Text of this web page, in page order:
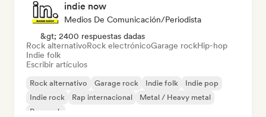
indie now
Medios De Comunicación/Periodista
&gt; 2400 respuestas dadas
Rock alternativoRock electrónicoGarage rockHip-hop
Indie folk
Escribir artículos
Rock alternativo Garage rock Indie folk
Indie pop
Indie rock
Rap internacional
Metal / Heavy metal
Pop rock